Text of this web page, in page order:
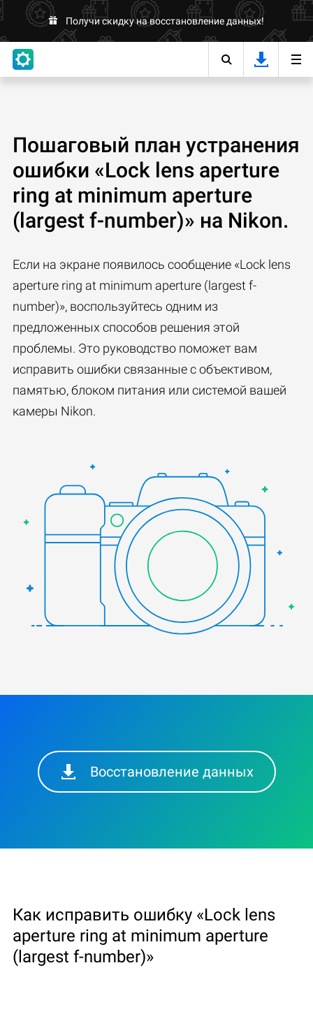
Получи скидку на восстановление данных!
Пошаговый план устранения
ошибки «Lock lens aperture
ring at minimum aperture
(largest f-number)» на Nikon.
Если на экране появилось сообщение «Lock lens
aperture ring at minimum aperture (largest f-
number)», воспользуйтесь одним из
предложенных способов решения этой
проблемы. Это руководство поможет вам
исправить ошибки связанные с объективом,
памятью, блоком питания или системой вашей
камеры Nikon.
Восстановление данных
Как исправить ошибку «Lock lens
aperture ring at minimum aperture
(largest f-number)»